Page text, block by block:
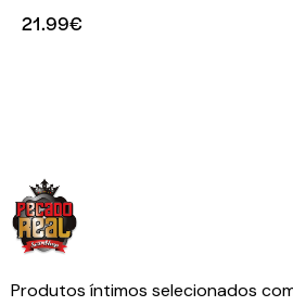
21.99€
Produtos íntimos selecionados